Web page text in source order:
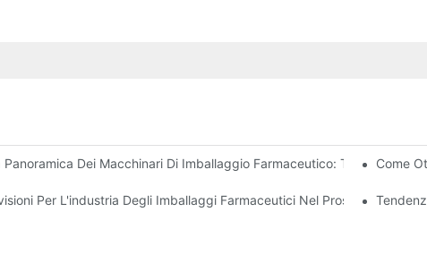
Farmaceutico
Panoramica Dei Macchinari Di Imballaggio Farmaceutico: Tipi E Funzioni
Come
Per L'industria Degli Imballaggi Farmaceutici Nel Prossimo